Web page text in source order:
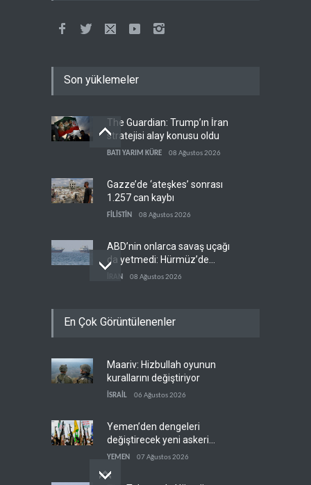
Son yüklemeler
The Guardian: Trump’ın İran
stratejisi alay konusu oldu
BATI YARIM KÜRE 08 Ağustos 2026
Gazze’de ‘ateşkes’ sonrası
1.257 can kaybı
FİLİSTİN 08 Ağustos 2026
ABD’nin onlarca savaş uçağı
da yetmedi: Hürmüz’de
gemi vuruldu
İRAN 08 Ağustos 2026
'Arap projesi' uyarısı
Mossad’ın İran'a karşı Kürt
planı neden çöktü?
En Çok Görüntülenenler
Maariv: Hizbullah oyunun
kurallarını değiştiriyor
İSRAİL 06 Ağustos 2026
Yemen’den dengeleri
değiştirecek yeni askeri
denklem
YEMEN 07 Ağustos 2026